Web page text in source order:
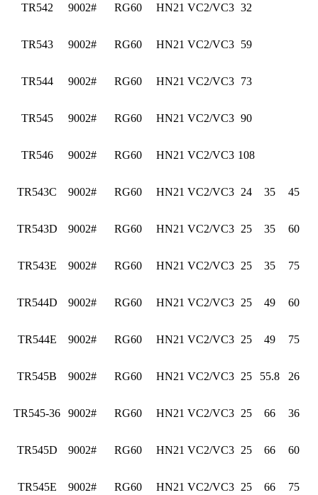
TR542 9002# RG60 HN21 VC2/VC3 32
TR543 9002# RG60 HN21 VC2/VC3 59
TR544 9002# RG60 HN21 VC2/VC3 73
TR545 9002# RG60 HN21 VC2/VC3 90
TR546 9002# RG60 HN21 VC2/VC3 108
TR543C 9002# RG60 HN21 VC2/VC3 24 35 45
TR543D 9002# RG60 HN21 VC2/VC3 25 35 60
TR543E 9002# RG60 HN21 VC2/VC3 25 35 75
TR544D 9002# RG60 HN21 VC2/VC3 25 49 60
TR544E 9002# RG60 HN21 VC2/VC3 25 49 75
TR545B 9002# RG60 HN21 VC2/VC3 25 55.8 26
TR545-36 9002# RG60 HN21 VC2/VC3 25 66 36
TR545D 9002# RG60 HN21 VC2/VC3 25 66 60
TR545E 9002# RG60 HN21 VC2/VC3 25 66 75